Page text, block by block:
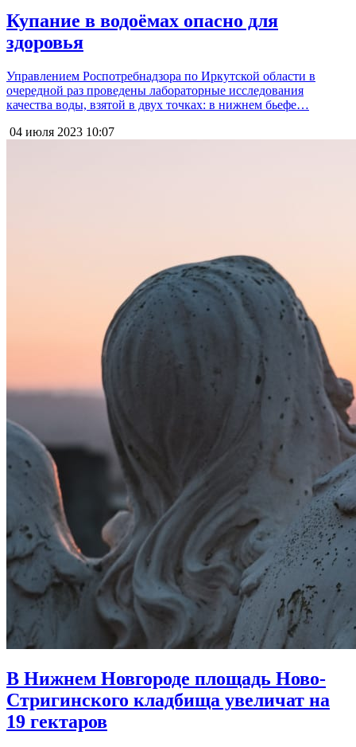
Купание в водоёмах опасно для
здоровья
Управлением Роспотребнадзора по Иркутской области в
очередной раз проведены лабораторные исследования
качества воды, взятой в двух точках: в нижнем бьефе…
04 июля 2023 10:07
В Нижнем Новгороде площадь Ново-
Стригинского кладбища увеличат на
19 гектаров